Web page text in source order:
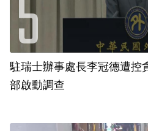
駐瑞士辦事處長李冠德遭控
部啟動調查